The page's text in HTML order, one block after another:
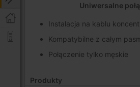
Uniwersalne
Instalacja na kablu
Kompatybilne z całym
Połączenie tylko męskie
Produkty